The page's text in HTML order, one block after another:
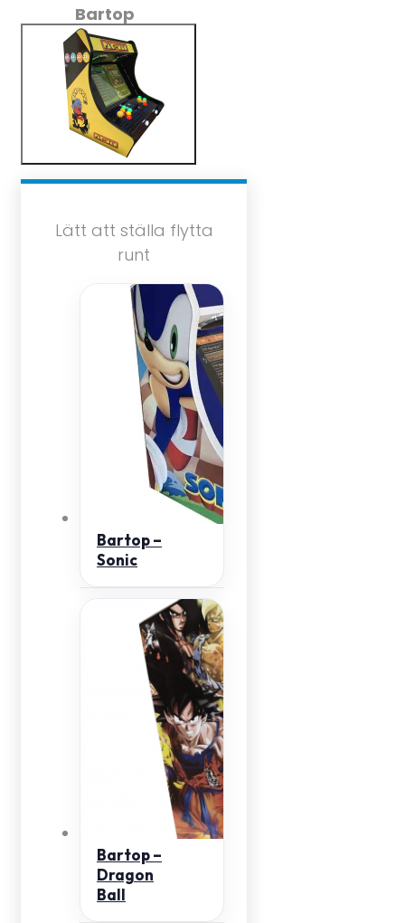
Bartop
Lätt att ställa flytta
runt
Bartop –
Sonic
Bartop –
Dragon
Ball